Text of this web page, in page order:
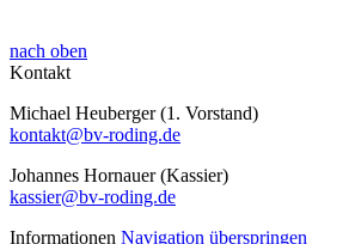
nach oben
Kontakt
Michael Heuberger (1. Vorstand)
kontakt@bv-roding.de
Johannes Hornauer (Kassier)
kassier@bv-roding.de
Informationen Navigation überspringen